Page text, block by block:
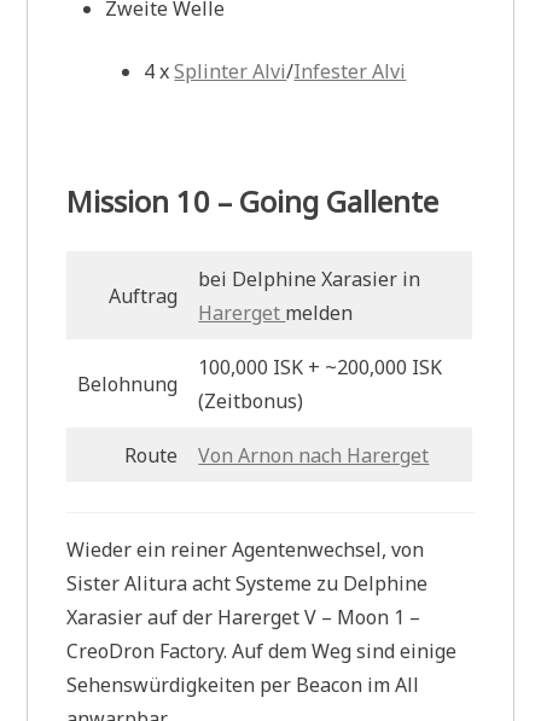
Zweite Welle
4 xSplinter Alvi/Infester Alvi
Mission 10 – Going Gallente
Auftrag
bei Delphine Xarasier in
Harerget melden
Belohnung
100,000 ISK + ~200,000 ISK
(Zeitbonus)
Route Von Arnon nach Harerget
Wieder ein reiner Agentenwechsel, von
Sister Alitura acht Systeme zu Delphine
Xarasier auf der Harerget V – Moon 1 –
CreoDron Factory. Auf dem Weg sind einige
Sehenswürdigkeiten per Beacon im All